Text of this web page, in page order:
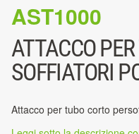
AST1000
ATTACCO
SOFFIATORI
Attacco per tubo corto